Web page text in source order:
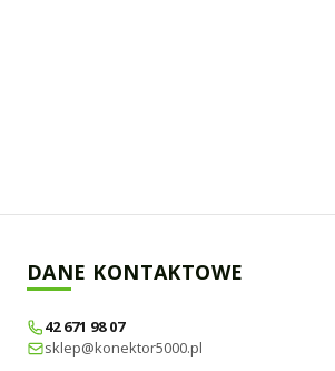
DANE KONTAKTOWE
42 671 98 07
sklep@konektor5000.pl